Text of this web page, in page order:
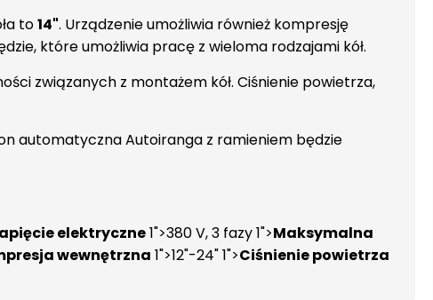
to14". Urządzenie umożliwia również kompresję
które umożliwia pracę z wieloma rodzajami kół.
związanych z montażem kół. Ciśnienie powietrza,
automatyczna Autoiranga z ramieniem będzie
elektryczne1">380 V, 3 fazy 1">Maksymalna
wewnętrzna 1">12"-24" 1">Ciśnienie powietrza